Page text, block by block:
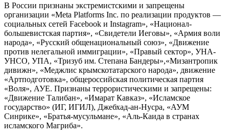
В России признаны экстремистскими и запрещены
организации «Meta Platforms Inc. по реализации продуктов —
социальных сетей Facebook и Instagram», «Национал-
большевистская партия», «Свидетели Иеговы», «Армия воли
народа», «Русский общенациональный союз», «Движение
против нелегальной иммиграции», «Правый сектор», УНА-
УНСО, УПА, «Тризуб им. Степана Бандеры»,«Мизантропик
дивижн», «Меджлис крымскотатарского народа», движение
«Артподготовка», общероссийская политическая партия
«Воля», АУЕ. Признаны террористическими и запрещены:
«Движение Талибан», «Имарат Кавказ», «Исламское
государство» (ИГ, ИГИЛ), Джебхад-ан-Нусра, «АУМ
Синрике», «Братья-мусульмане», «Аль-Каида в странах
исламского Магриба».